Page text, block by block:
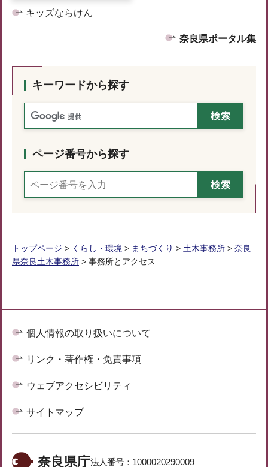
キッズならけん
奈良県ポータル集
キーワードから探す
ページ番号から探す
トップページ > くらし・環境 > まちづくり > 土木事務所 > 奈良
県奈良土木事務所 > 事務所とアクセス
個人情報の取り扱いについて
リンク・著作権・免責事項
ウェブアクセシビリティ
サイトマップ
奈良県庁法人番号： 1000020290009